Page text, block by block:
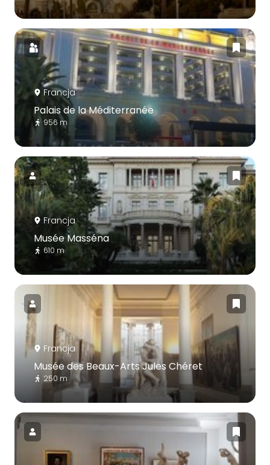
Francja
Palais de la Méditerranée
956 m
Francja
Musée Masséna
610 m
Francja
Musée des Beaux-Arts Jules Chéret
250 m